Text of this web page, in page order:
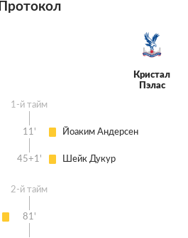
Протокол
Кристал
Пэлас
1-й тайм
Йоаким Андерсен
11'
Шейк Дукур
45+1'
2-й тайм
81'